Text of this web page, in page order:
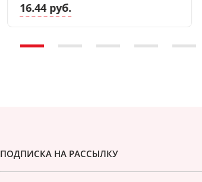
16.44 руб.
ПОДПИСКА НА РАССЫЛКУ